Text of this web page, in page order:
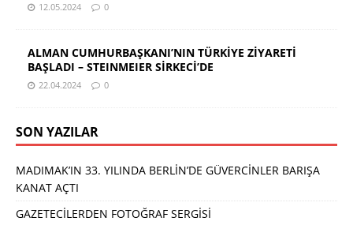
12.05.2024 0
ALMAN CUMHURBAŞKANI’NIN TÜRKİYE ZİYARETİ
BAŞLADI – STEINMEIER SİRKECİ’DE
22.04.2024 0
SON YAZILAR
MADIMAK’IN 33. YILINDA BERLİN’DE GÜVERCİNLER BARIŞA
KANAT AÇTI
GAZETECİLERDEN FOTOĞRAF SERGİSİ